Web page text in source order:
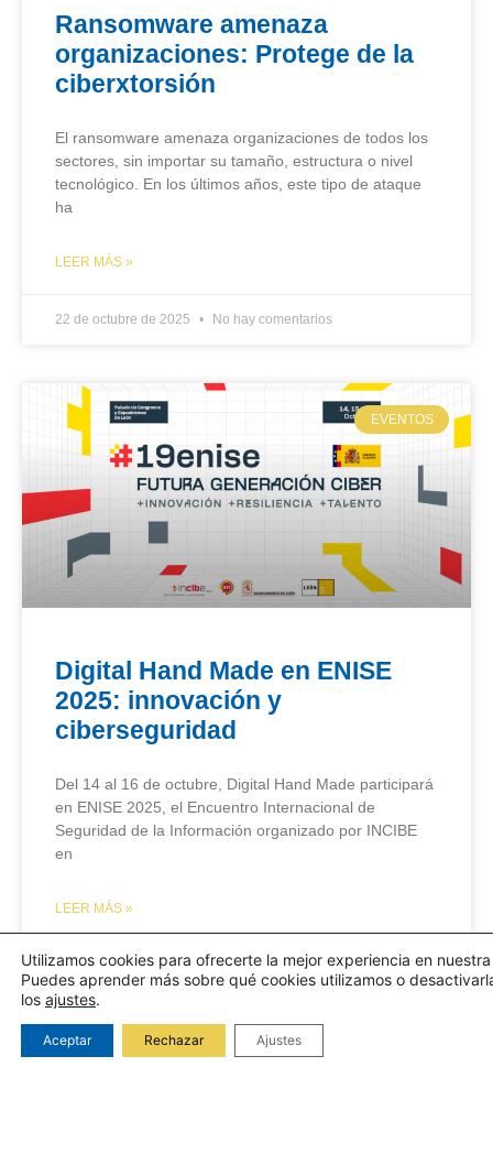
Ransomware amenaza
organizaciones: Protege de la
ciberxtorsión
El ransomware amenaza organizaciones de todos los
sectores, sin importar su tamaño, estructura o nivel
tecnológico. En los últimos años, este tipo de ataque
ha
LEER MÁS »
22 de octubre de 2025 No hay comentarios
EVENTOS
Digital Hand Made en ENISE
2025: innovación y
ciberseguridad
Del 14 al 16 de octubre, Digital Hand Made participará
en ENISE 2025, el Encuentro Internacional de
Seguridad de la Información organizado por INCIBE
en
LEER MÁS »
6 de octubre de 2025 No hay comentarios
Utilizamos cookies para ofrecerte la mejor experiencia en
Puedes aprender más sobre qué cookies utilizamos o
los ajustes.
Aceptar Rechazar Ajustes